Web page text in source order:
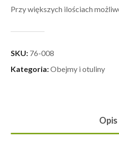
Przy większych ilościach
SKU: 76-008
Kategoria:Obejmy i otuliny
Opis